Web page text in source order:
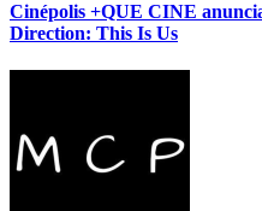
Cinépolis +QUE CINE
Direction: This Is Us